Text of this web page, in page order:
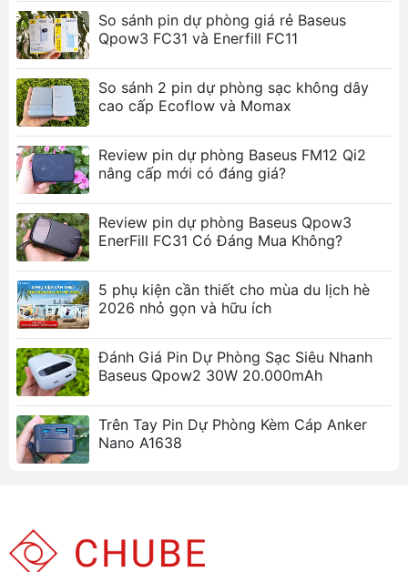
công nghệMagSafe, giữ thiết bị (như iPhone
12/13/14/15 series) chắc chắn trên bề mặt pin
sạc, đảm bảo sạc ổn định và tránh trượt rơi.
Sạc nhanh công suất 20W: Hỗ trợ đầu ra
Type-CPD 20W, nạp năng lượng nhanh chóng
và hiệu quả cho cả điện thoại và chính pin dự
phòng.
Dung lượng di động 6000mAh: Cung cấp đủ
năng lượng để sạc lại điện thoại thông minh
nhiều lần.
Thiết kế Mini Air: Thiết kế nhỏ gọn, siêu nhẹ
(khoảng 146.5g), dễ dàng mang theo bên mình
mà không gây cản trở khi sử dụng điện thoại.
Hỗ trợ sạc nhanh hai chiều: Cổng Type-C vừa
là cổng Input, vừa là cổng Output, cho phép
sạc nhanh thiết bị và tự sạc lại pin dự phòng.
Ảnh sản phẩm Pin Sạc Không Dây
Magnetic Baseus 20W
So sánh pin dự phòng giá rẻ Baseus
Qpow3 FC31 và Enerfill FC11
So sánh 2 pin dự phòng sạc không dây
cao cấp Ecoflow và Momax
Review pin dự phòng Baseus FM12 Qi2
nâng cấp mới có đáng giá?
Review pin dự phòng Baseus Qpow3
EnerFill FC31 Có Đáng Mua Không?
5 phụ kiện cần thiết cho mùa du lịch hè
2026 nhỏ gọn và hữu ích
Đánh Giá Pin Dự Phòng Sạc Siêu Nhanh
Baseus Qpow2 30W 20.000mAh
Trên Tay Pin Dự Phòng Kèm Cáp Anker
Nano A1638